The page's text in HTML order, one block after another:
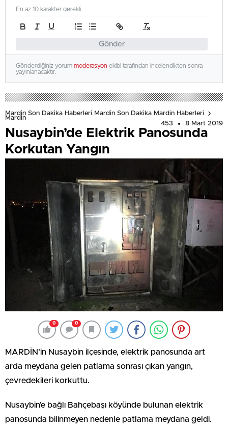
Gönder
En az 10 karakter gerekli
Gönderdiğiniz yorum moderasyon ekibi tarafından incelendikten sonra
yayınlanacaktır.
Mardin Son Dakika Haberleri Mardin Son Dakika Mardin Haberleri
Mardin
453
8 Mart 2019
Nusaybin’de Elektrik Panosunda
Korkutan Yangın
0 0
MARDİN’in Nusaybin ilçesinde, elektrik panosunda art
arda meydana gelen patlama sonrası çıkan yangın,
çevredekileri korkuttu.
Nusaybin’e bağlı Bahçebaşı köyünde bulunan elektrik
panosunda bilinmeyen nedenle patlama meydana geldi.